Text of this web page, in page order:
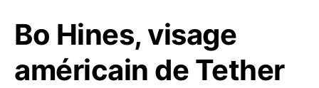
Bo Hines, visage
américain de Tether